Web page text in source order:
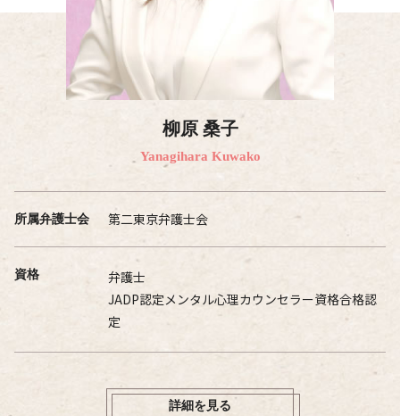
柳原 桑子
Yanagihara Kuwako
所属弁護士会 第二東京弁護士会
資格
弁護士
JADP認定メンタル心理カウンセラー資格合格認
定
詳細を見る